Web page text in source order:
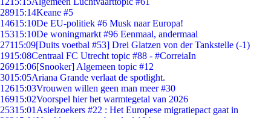
28915:14Keane #5
14615:10De EU-politiek #6 Musk naar Europa!
15315:10De woningmarkt #96 Eenmaal, andermaal
27115:09[Duits voetbal #53] Drei Glatzen von der Tankstelle (-1)
1915:08Centraal FC Utrecht topic #88 - #CorreiaIn
26915:06[Snooker] Algemeen topic #12
3015:05Ariana Grande verlaat de spotlight.
12615:03Vrouwen willen geen man meer #30
16915:02Voorspel hier het warmtegetal van 2026
25315:01 Asielzoekers #22 : Het Europese migratiepact gaat in